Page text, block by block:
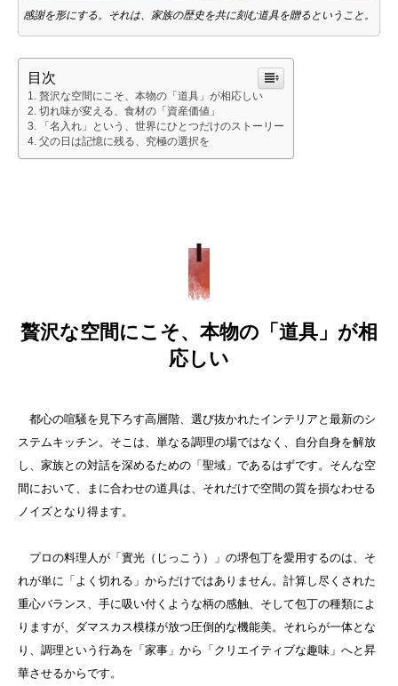
感謝を形にする。それは、家族の歴史を共に刻む道具を贈るということ。
目次
贅沢な空間にこそ、本物の「道具」が相応しい
切れ味が変える、食材の「資産価値」
「名入れ」という、世界にひとつだけのストーリー
父の日は記憶に残る、究極の選択を
贅沢な空間にこそ、本物の「道具」が相
応しい
都心の喧騒を見下ろす高層階、選び抜かれたインテリアと最新のシ
ステムキッチン。そこは、単なる調理の場ではなく、自分自身を解放
し、家族との対話を深めるための「聖域」であるはずです。そんな空
間において、まに合わせの道具は、それだけで空間の質を損なわせる
ノイズとなり得ます。
プロの料理人が「實光（じっこう）」の堺包丁を愛用するのは、そ
れが単に「よく切れる」からだけではありません。計算し尽くされた
重心バランス、手に吸い付くような柄の感触、そして包丁の種類によ
りますが、ダマスカス模様が放つ圧倒的な機能美。それらが一体とな
り、調理という行為を「家事」から「クリエイティブな趣味」へと昇
華させるからです。